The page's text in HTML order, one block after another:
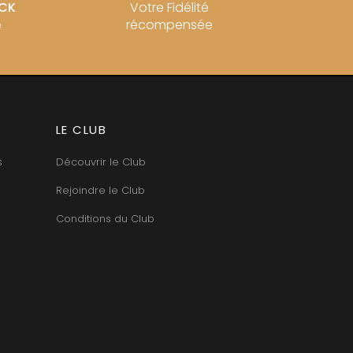
Votre Fidélité
récompensée
LE CLUB
Découvrir le Club
Rejoindre le Club
Conditions du Club